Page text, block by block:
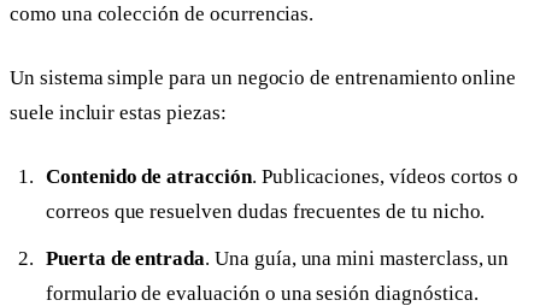
como una colección de ocurrencias.
Un sistema simple para un negocio de entrenamiento online
suele incluir estas piezas:
Contenido de atracción. Publicaciones, vídeos cortos o
correos que resuelven dudas frecuentes de tu nicho.
Puerta de entrada. Una guía, una mini masterclass, un
formulario de evaluación o una sesión diagnóstica.